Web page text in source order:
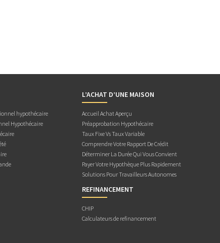
hypothécaire
Hypothécaire
L’ACHAT D’UNE MAISON
Accueil Achat Aperçu
Préapprobation Hypothécaire
Taux Fixe Vs Taux Variable
Comprendre Votre Rapport De Crédit
Déterminer La Durée Qui Vous Convient
Payer Votre Hypothèque Plus Rapidement
Solutions Pour Travailleurs Autonomes
REFINANCEMENT
CHIP
Calculateurs de refinancement